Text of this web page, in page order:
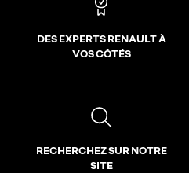
DES EXPERTS RENAULT À
VOS CÔTÉS
RECHERCHEZ SUR NOTRE
SITE